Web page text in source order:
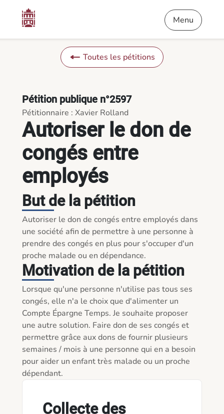
Autoriser le don de congés entre employés - Pétitions
Menu
Toutes les pétitions
Autoriser le don de
congés entre
employés
Pétition publique n°2597
Pétitionnaire : Xavier Rolland
But de la pétition
Autoriser le don de congés entre employés dans
une société afin de permettre à une personne à
prendre des congés en plus pour s'occuper d'un
proche malade ou en dépendance.
Motivation de la pétition
Lorsque qu'une personne n'utilise pas tous ses
congés, elle n'a le choix que d'alimenter un
Compte Épargne Temps. Je souhaite proposer
une autre solution. Faire don de ses congés et
permettre grâce aux dons de fournir plusieurs
semaines / mois à une personne qui en a besoin
pour aider un enfant très malade ou un proche
dépendant.
Collecte des